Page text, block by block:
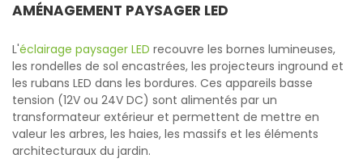
AMÉNAGEMENT PAYSAGER LED
L'éclairage paysager LED recouvre les bornes lumineuses,
les rondelles de sol encastrées, les projecteurs inground et
les rubans LED dans les bordures. Ces appareils basse
tension (12V ou 24V DC) sont alimentés par un
transformateur extérieur et permettent de mettre en
valeur les arbres, les haies, les massifs et les éléments
architecturaux du jardin.